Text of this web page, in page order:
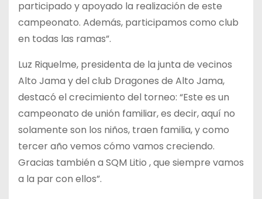
participado y apoyado la realización de este
campeonato. Además, participamos como club
en todas las ramas”.
Luz Riquelme, presidenta de la junta de vecinos
Alto Jama y del club Dragones de Alto Jama,
destacó el crecimiento del torneo: “Este es un
campeonato de unión familiar, es decir, aquí no
solamente son los niños, traen familia, y como
tercer año vemos cómo vamos creciendo.
Gracias también a SQM Litio , que siempre vamos
a la par con ellos”.